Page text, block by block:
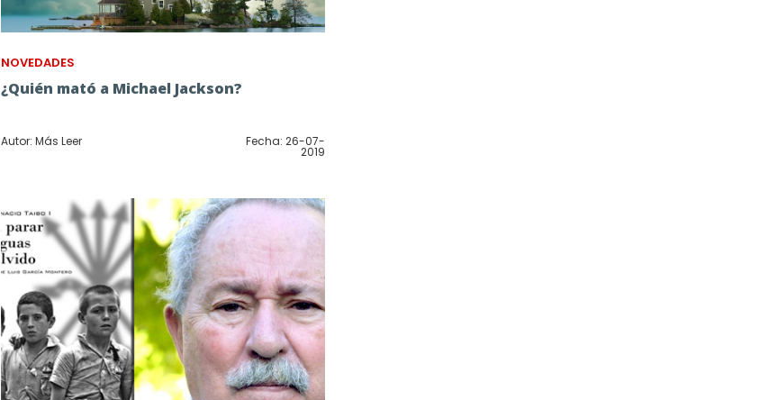
NOVEDADES
¿Quién mató a Michael Jackson?
Autor: Más Leer Fecha: 26-07-
2019